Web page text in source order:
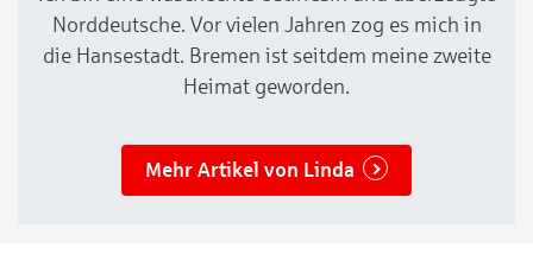
Norddeutsche. Vor vielen Jahren zog es mich in
die Hansestadt. Bremen ist seitdem meine zweite
Heimat geworden.
Mehr Artikel von Linda